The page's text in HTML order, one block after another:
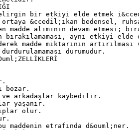
bir etkiyi elde etmek
ortaya &ccedil;ıkan bedensel,
madde alımının devam etmesi;
bırakılamaması, aynı etkiyi elde
madde miktarının artırılması
durumudur.
bozar.
ve arkadaşlar kaybedilir.
yaşanır.
olur.
maddenin etrafında d&ouml;ner.